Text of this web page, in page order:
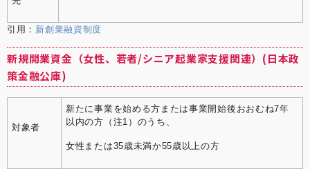
引用： 新創業融資制度
新規開業資金（女性、若者/シニア起業家支援関連）(日本政
策金融公庫)
対象者
新たに事業を始める方または事業開始後おおむね7年
以内の方（注1）のうち、
女性または35歳未満か55歳以上の方